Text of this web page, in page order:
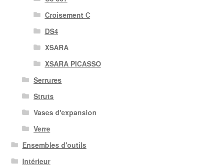
Croisement C
DS4
XSARA
XSARA PICASSO
Serrures
Struts
Vases d'expansion
Verre
Ensembles d'outils
Intérieur